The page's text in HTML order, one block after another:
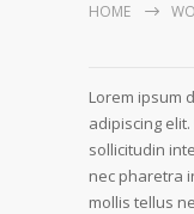
HOME
Lorem ipsum
adipiscing
sollicitudin
nec pharetra
mollis tellus